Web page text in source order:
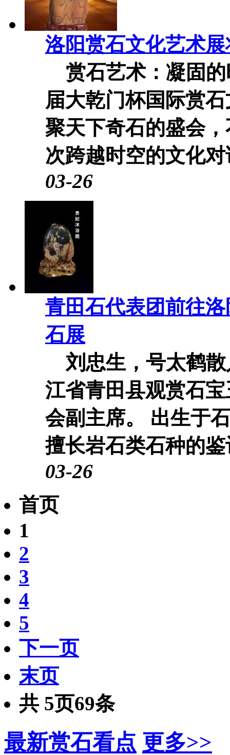
洛阳赏石文化艺术
赏石艺术：凝固的
届大乾门杯国际赏
聚天下奇石的盛会
次跨越时空的文化
03-26
青田石代表团前往
石展
刘忠生，号太鹤散
江省青田县观赏石
会副主席。 出生于
擅长岩石类石种的
03-26
首页
1
2
3
4
5
下一页
末页
共 5页69条
最新赏石看点 更多>>